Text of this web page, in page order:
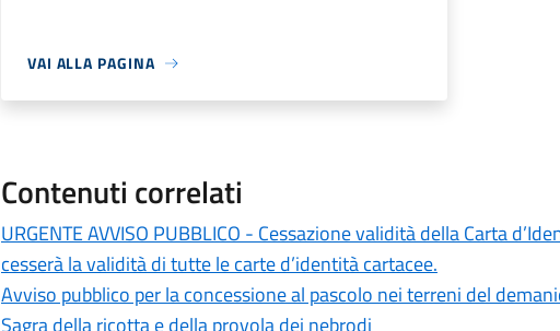
VAI ALLA PAGINA
Contenuti correlati
URGENTE AVVISO PUBBLICO - Cessazione validità della Carta
cesserà la validità di tutte le carte d’identità cartacee.
Avviso pubblico per la concessione al pascolo nei terreni del
Sagra della ricotta e della provola dei nebrodi